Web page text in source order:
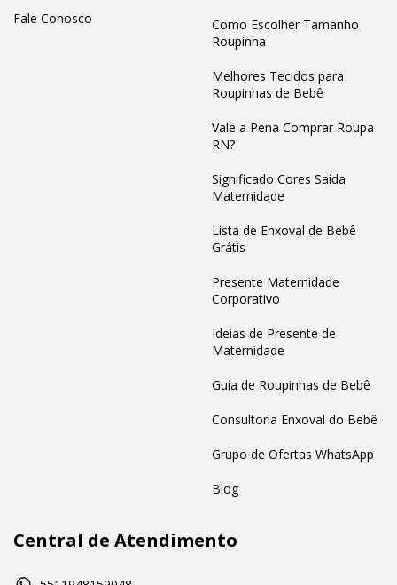
Fale Conosco
Como Escolher Tamanho
Roupinha
Melhores Tecidos para
Roupinhas de Bebê
Vale a Pena Comprar Roupa
RN?
Significado Cores Saída
Maternidade
Lista de Enxoval de Bebê
Grátis
Presente Maternidade
Corporativo
Ideias de Presente de
Maternidade
Guia de Roupinhas de Bebê
Consultoria Enxoval do Bebê
Grupo de Ofertas WhatsApp
Blog
Central de Atendimento